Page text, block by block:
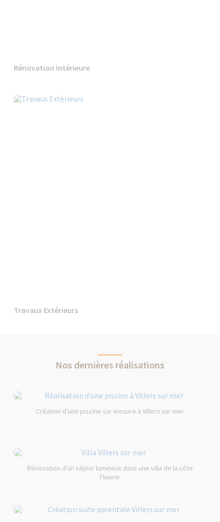
Rénovation Intérieure
Travaux Extérieurs
Nos dernières réalisations
Création d'une piscine sur mesure à Villers sur mer
Rénovation d'un séjour lumineux dans une villa de la côte
Fleurie